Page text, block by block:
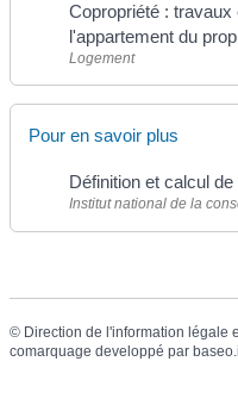
Copropriété :
l'appartement du
Logement
Pour en savoir plus
Définition et calcul
Institut national de la
© Direction de l'information légale
comarquage developpé par